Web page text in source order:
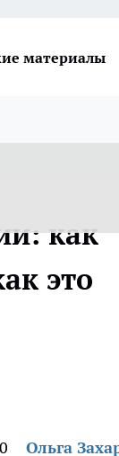
материалы
как
это
Ольга